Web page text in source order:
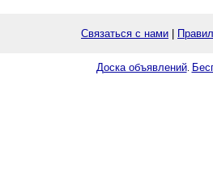
Связаться с нами
Доска объявлений.